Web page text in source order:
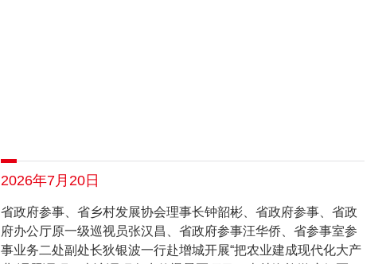
2026年7月20日
省政府参事、省乡村发展协会理事长钟韶彬、省政府参事、省政
府办公厅原一级巡视员张汉昌、省政府参事汪华侨、省参事室参
事业务二处副处长狄银波一行赴增城开展“把农业建成现代化大产